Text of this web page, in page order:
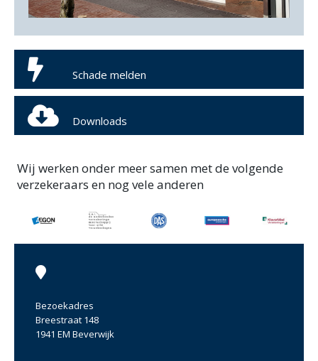
Schade melden
Downloads
Wij werken onder meer samen met de volgende
verzekeraars en nog vele anderen
Bezoekadres
Breestraat 148
1941 EM Beverwijk